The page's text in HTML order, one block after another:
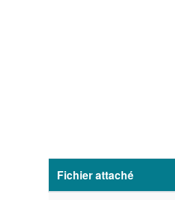
Fichier attaché